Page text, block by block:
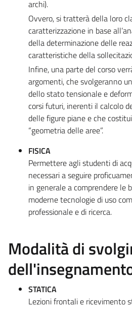
archi).
Ovvero, si tratterà della loro
caratterizzazione in base
della determinazione delle
caratteristiche della
Infine, una parte del corso
argomenti, che svolgeranno
dello stato tensionale e
corsi futuri, inerenti il calcolo
delle figure piane e che
“geometria delle aree”.
FISICA
Permettere agli studenti di
necessari a seguire
in generale a comprendere le
moderne tecnologie di uso
professionale e di ricerca.
Modalità di
STATICA
Lezioni frontali e ricevimento